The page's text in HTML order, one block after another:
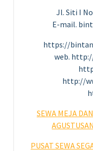
Jl. Siti I
E-mail.
https://
web.
http://
SEWA MEJA
PUSAT SEWA